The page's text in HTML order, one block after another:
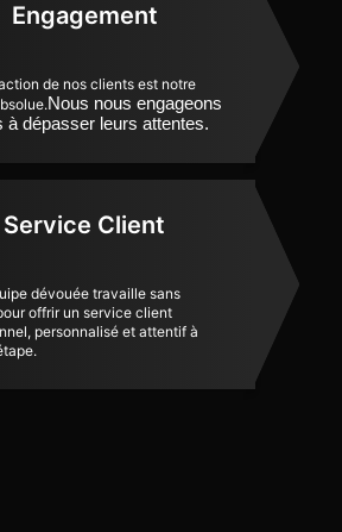
Engagement
de nos clients est notre
Nous nous engageons
à dépasser leurs attentes.
Service Client
dévouée travaille sans
offrir un service client
personnalisé et attentif à